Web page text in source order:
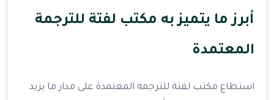
أبرز ما يتميز به مكتب لفتة للترجمة
المعتمدة
استطاع مكتب لفتة للترجمة المعتمدة على مدار ما يزيد